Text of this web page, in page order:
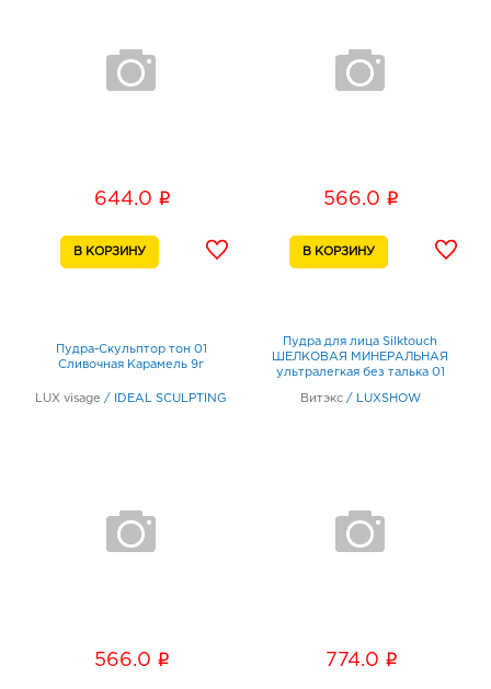
644.0 i 566.0 i
Пудра-Скульптор тон 01
Сливочная Карамель 9г
LUX visage / IDEAL SCULPTING
566.0 i
Пудра для лица Silktouch
ШЕЛКОВАЯ МИНЕРАЛЬНАЯ
ультралегкая без талька 01
Витэкс / LUXSHOW
774.0 i